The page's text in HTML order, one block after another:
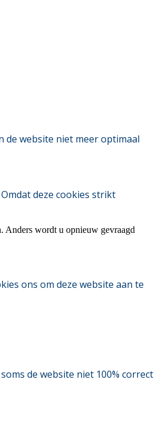
de website niet meer optimaal
deze cookies strikt
Anders wordt u opnieuw gevraagd
ons om deze website aan te
de website niet 100% correct